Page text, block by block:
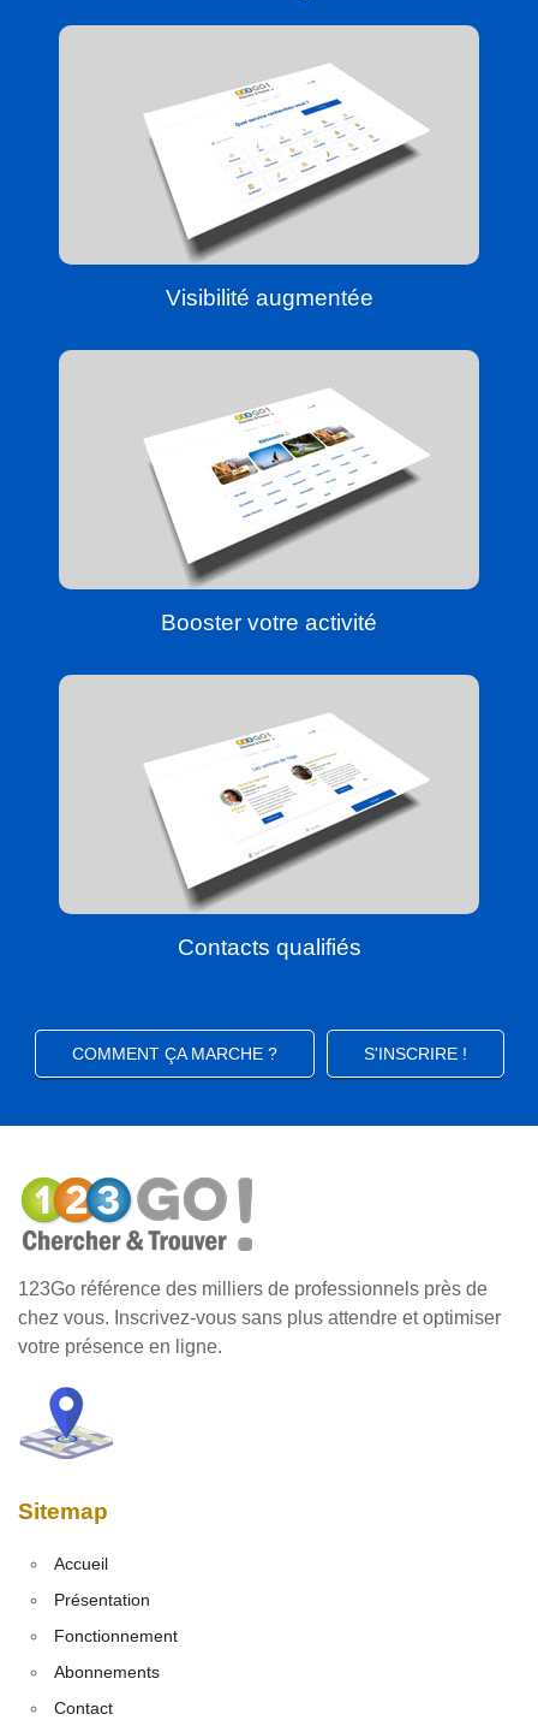
Visibilité augmentée
Booster votre activité
Contacts qualifiés
COMMENT ÇA MARCHE ? S'INSCRIRE !
123Go référence des milliers de professionnels près de
chez vous. Inscrivez-vous sans plus attendre et optimiser
votre présence en ligne.
Sitemap
Accueil
Présentation
Fonctionnement
Abonnements
Contact